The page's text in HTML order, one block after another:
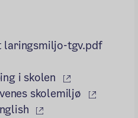
laringsmiljo-tgv.pdf
lenke)
i skolen
(ekstern
skolemiljø
(ekstern
(ekstern lenke)